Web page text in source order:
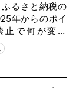
ふるさと納税の
年からのポイ
止で何が変わ